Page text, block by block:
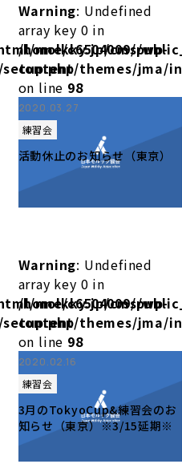
molkky.jp/cms/wp-
Warning: Undefined
array key 0 in
/home/c6504009/
content/themes/jma/
on line 98
2020.03.27
練習会
活動休止のお知らせ（東京）
molkky.jp/cms/wp-
Warning: Undefined
array key 0 in
/home/c6504009/
content/themes/jma/
on line 98
2020.02.16
練習会
3月のTokyoCup&練習会のお
知らせ（東京）※3/15延期※